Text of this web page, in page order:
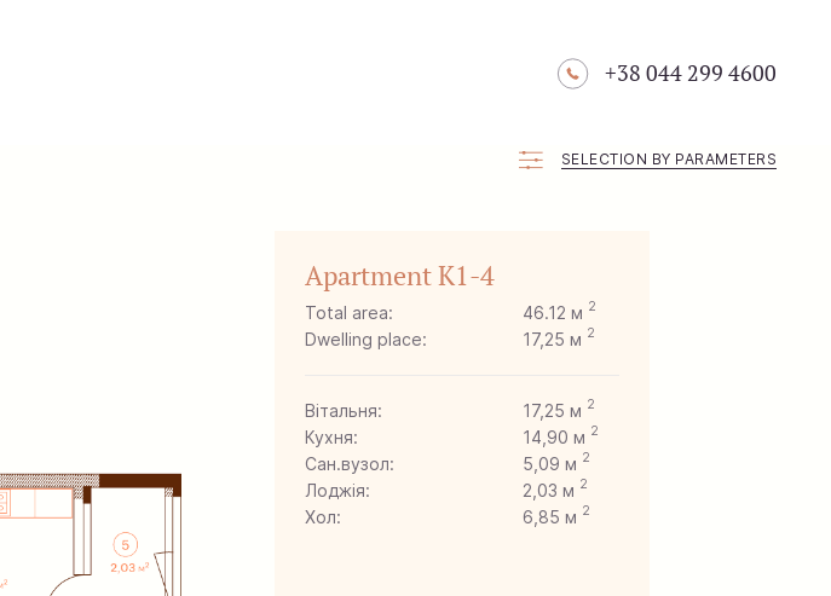
+38 044 299 4600
SELECTION BY PARAMETERS
Apartment K1-4
Total area: 46.12 м 2
Dwelling place: 17,25 м 2
Вітальня: 17,25 м 2
Кухня: 14,90 м 2
Сан.вузол: 5,09 м 2
Лоджія: 2,03 м 2
Хол: 6,85 м 2